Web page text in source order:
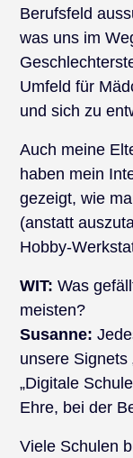
Berufsfeld
was uns im
Umfeld für
und sich zu
Auch meine
haben mein
gezeigt, wie
(anstatt
Hobby-
WIT: Was
meisten?
Susanne:
unsere Signets
„Digitale
Ehre, bei der
Viele Schulen